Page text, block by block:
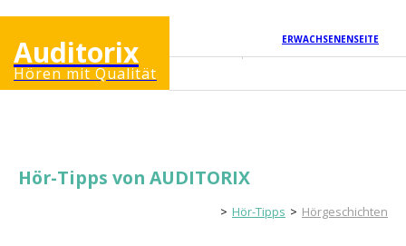
ERWACHSENENSEITE
Auditorix
Hören mit Qualität
Hör-Tipps von AUDITORIX
KinderseiteHör-Tipps Hörgeschichten